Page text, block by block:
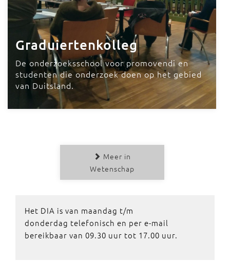
Graduiertenkolleg
De onderzoeksschool voor promovendi en
studenten die onderzoek doen op het gebied
van Duitsland.
Meer in
Wetenschap
Het DIA is van maandag t/m
donderdag telefonisch en per e-mail
bereikbaar van 09.30 uur tot 17.00 uur.